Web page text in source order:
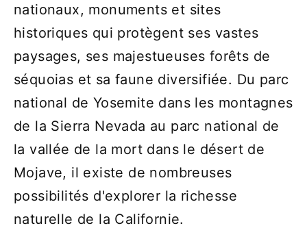
nationaux, monuments et sites
historiques qui protègent ses vastes
paysages, ses majestueuses forêts de
séquoias et sa faune diversifiée. Du parc
national de Yosemite dans les montagnes
de la Sierra Nevada au parc national de
la vallée de la mort dans le désert de
Mojave, il existe de nombreuses
possibilités d'explorer la richesse
naturelle de la Californie.